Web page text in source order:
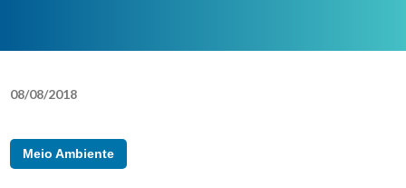
08/08/2018
Meio Ambiente